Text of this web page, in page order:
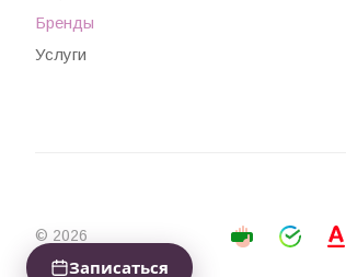
Бренды
Услуги
© 2026
Записаться